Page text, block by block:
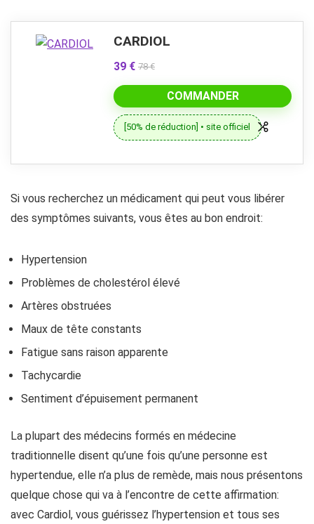
CARDIOL
39 € 78 €
COMMANDER
[50% de réduction] • site officiel
Si vous recherchez un médicament qui peut vous libérer
des symptômes suivants, vous êtes au bon endroit:
Hypertension
Problèmes de cholestérol élevé
Artères obstruées
Maux de tête constants
Fatigue sans raison apparente
Tachycardie
Sentiment d’épuisement permanent
La plupart des médecins formés en médecine
traditionnelle disent qu’une fois qu’une personne est
hypertendue, elle n’a plus de remède, mais nous présentons
quelque chose qui va à l’encontre de cette affirmation:
avec Cardiol, vous guérissez l’hypertension et tous ses